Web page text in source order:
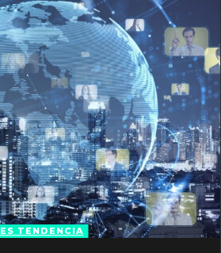
ES TENDENCIA